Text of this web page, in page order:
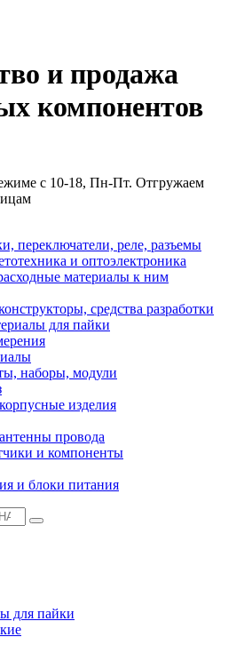
и продажа
компонентов
с 10-18, Пн-Пт. Отгружаем
переключатели, реле, разъемы
и оптоэлектроника
материалы к ним
средства разработки
для пайки
наборы, модули
изделия
провода
и компоненты
и блоки питания
для пайки